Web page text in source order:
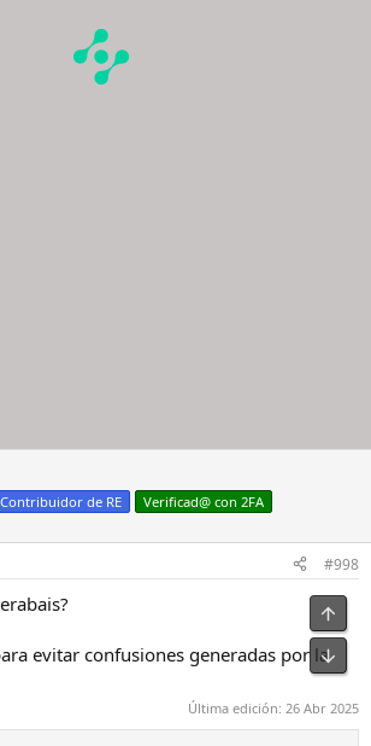
Contribuidor de RE Verificad@ con 2FA
#998
evitar confusiones generadas por la
Última edición: 26 Abr 2025